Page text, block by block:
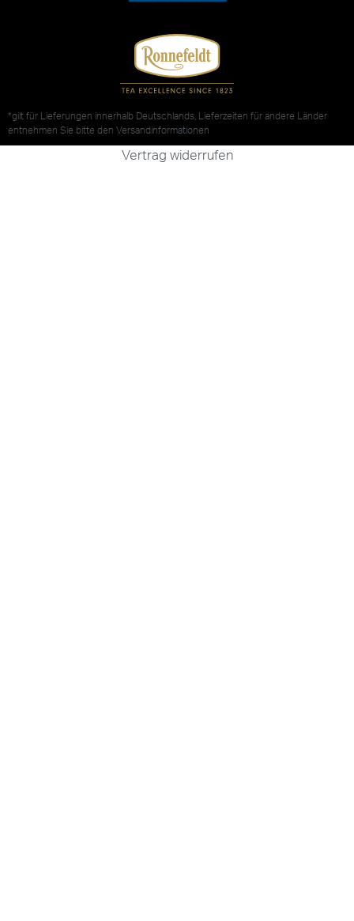
*gilt für Lieferungen innerhalb Deutschlands, Lieferzeiten für andere Länder
entnehmen Sie bitte den Versandinformationen
Vertrag widerrufen